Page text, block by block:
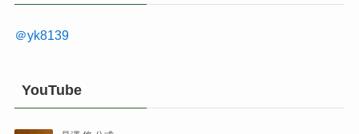
＠yk8139
YouTube